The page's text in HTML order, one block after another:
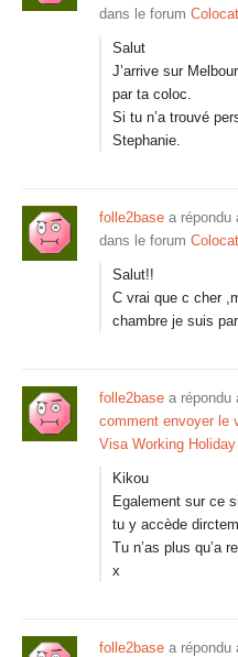
dans le forum
Salut
J’arrive sur
par ta coloc.
Si tu n’a trouvé
Stephanie.
folle2base a répondu
dans le forum
Salut!!
C vrai que c cher
chambre je suis
folle2base a répondu
comment envoyer le
Visa Working Holiday
Kikou
Egalement sur ce
tu y accède
Tu n’as plus qu’a
x
folle2base a répondu